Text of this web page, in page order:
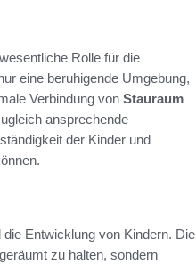
Rolle für die
eine beruhigende Umgebung,
Verbindung von Stauraum
ansprechende
der Kinder und
Entwicklung von Kindern. Die
zu halten, sondern